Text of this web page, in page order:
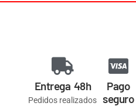
Entrega 48h
Pedidos realizados
Pago
seguro